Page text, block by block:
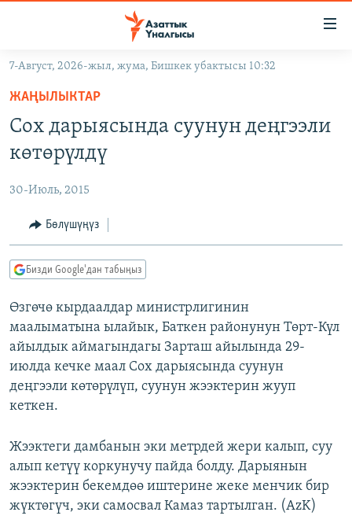
Навигацияга
өтүңүз
Издөөгө
салыңызКЫРГЫЗСТАН
ЭКОНОМИКА
МАДАНИЯТ
ДҮЙНӨ
БОРБОР АЗИЯ
УКРАИНА
АТАЙЫН ИЛИКТӨӨ
ТВ ПРОГРАММАЛАР
ЭКСПЕРТТЕР ТАЛДАЙТ
БИЗ ЖАНА ДҮЙНӨ
ЭЖЕ-СИҢДИЛЕР
АЗАТТЫК+
ӨЗГӨЧӨ ПИКИР
Русский
ОНЛАЙН ШЕРИНЕ
ЭЕ/АРнун бардык сайттары
7-Август, 2026-жыл, жума, Бишкек убактысы 10:32
ЖАҢЫЛЫКТАР
Сох дарыясында суунун деңгээли
көтөрүлдү
30-Июль, 2015
Бөлүшүңүз
Бизди Google'дан табыңыз
Өзгөчө кырдаалдар министрлигинин
маалыматына ылайык, Баткен районунун Төрт-Күл
айылдык аймагындагы Зарташ айылында 29-
июлда кечке маал Сох дарыясында суунун
деңгээли көтөрүлүп, суунун жээктерин жууп
кеткен.
Жээктеги дамбанын эки метрдей жери калып, суу
алып кетүү коркунучу пайда болду. Дарыянын
жээктерин бекемдөө иштерине жеке менчик бир
жүктөгүч, эки самосвал Камаз тартылган. (AzK)